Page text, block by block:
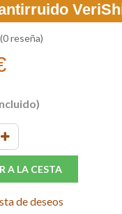
(0 reseña)
A LA CESTA
de deseos